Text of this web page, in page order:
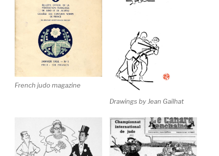
French judo magazine
Drawings by Jean Gailhat